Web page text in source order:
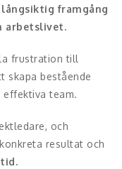
framgång
arbetslivet.
frustration till
skapa bestående
team.
och
resultat och